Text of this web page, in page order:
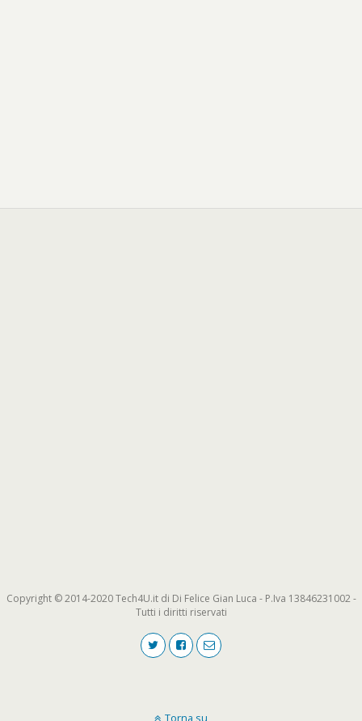
Copyright © 2014-2020 Tech4U.it di Di Felice Gian Luca - P.Iva 13846231002 -
Tutti i diritti riservati
Torna su